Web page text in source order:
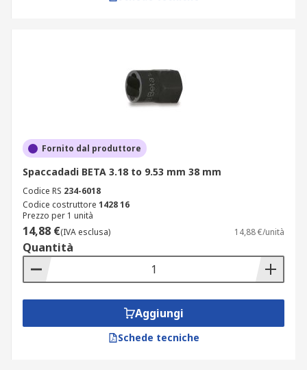
Fornito dal produttore
Spaccadadi BETA 3.18 to 9.53 mm 38 mm
Codice RS 234-6018
Codice costruttore 1428 16
Prezzo per 1 unità
14,88 €(IVA esclusa) 14,88 €/unità
Quantità
Aggiungi
Schede tecniche